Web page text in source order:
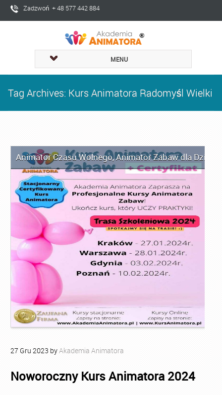
Zadzwoń + 48 577 442 884
MENU
Tag Archives: Kurs Animatora Radomyśl Wielki
Animator Czasu Wolnego,Animator Zabaw dla Dzieci
27 Gru 2023 byAkademia Animatora
Noworoczny Kurs Animatora 2024